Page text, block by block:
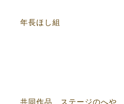
年長ほし組
共同作品 ステージのへや